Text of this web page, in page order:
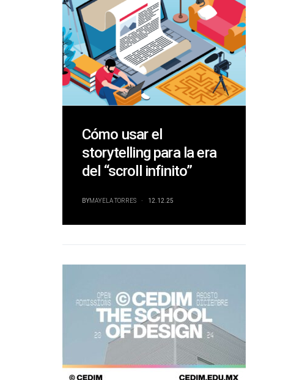
Cómo usar el
storytelling para la era
del “scroll infinito”
BYMAYELA TORRES 12.12.25